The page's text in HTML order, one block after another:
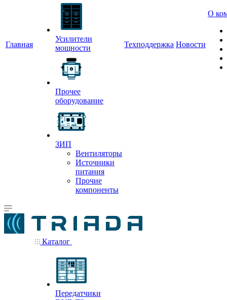
Главная
Усилители
мощности
Прочее
оборудование
ЗИП
Вентиляторы
Источники
питания
Прочие
компоненты
Техподдержка Новости
О
Каталог
Передатчики